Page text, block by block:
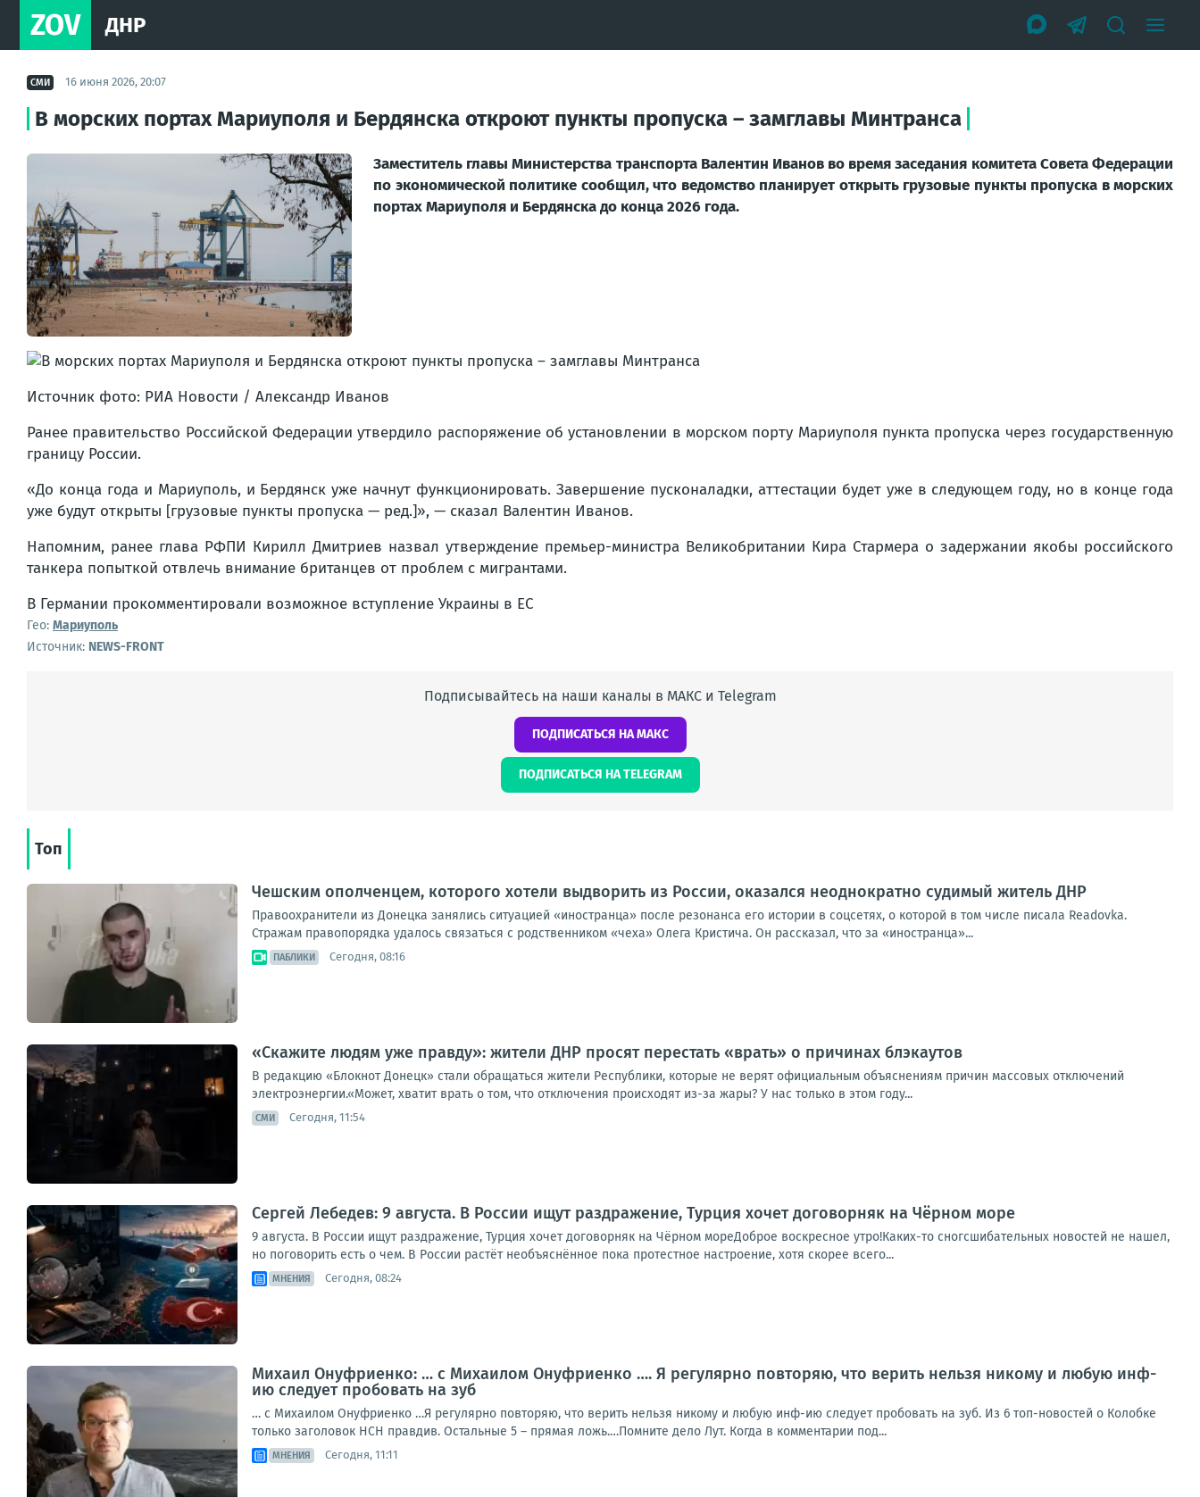
ZOV ДНР
СМИ 16 июня 2026, 20:07
В морских портах Мариуполя и Бердянска откроют пункты пропуска – замглавы Минтранса
Заме­сти­тель гла­вы Мини­стер­ства транс­пор­та Вален­тин Ива­нов во вре­мя засе­да­ния коми­те­та Сове­та Феде­ра­ции
по эко­но­ми­че­ской поли­ти­ке сооб­щил, что ведом­ство пла­ни­ру­ет открыть гру­зо­вые пунк­ты про­пус­ка в мор­ских
пор­тах Мари­у­по­ля и Бер­дян­ска до кон­ца 2026 года.
Источ­ник фото: РИА Ново­сти / Алек­сандр Ива­нов
Ранее пра­ви­тель­ство Рос­сий­ской Феде­ра­ции утвер­ди­ло рас­по­ря­же­ние об уста­нов­ле­нии в мор­ском пор­ту Мари­у­по­ля пунк­та про­пус­ка через госу­дар­ствен­ную
гра­ни­цу Рос­сии.
«До кон­ца года и Мари­у­поль, и Бер­дянск уже нач­нут функ­ци­о­ни­ро­вать. Завер­ше­ние пус­ко­на­лад­ки, атте­ста­ции будет уже в сле­ду­ю­щем году, но в кон­це года
уже будут откры­ты [гру­зо­вые пунк­ты про­пус­ка — ред.]», — ска­зал Вален­тин Ива­нов.
Напом­ним, ранее гла­ва РФПИ Кирилл Дмит­ри­ев назвал утвер­жде­ние пре­мьер-мини­стра Вели­ко­бри­та­нии Кира Стар­ме­ра о задер­жа­нии яко­бы рос­сий­ско­го
тан­ке­ра попыт­кой отвлечь вни­ма­ние бри­тан­цев от про­блем с мигран­та­ми.
В Гер­ма­нии про­ком­мен­ти­ро­ва­ли воз­мож­ное вступ­ле­ние Укра­и­ны в ЕС
Гео: Мариуполь
Источник: NEWS-FRONT
Подписывайтесь на наши каналы в МАКС и Telegram
ПОДПИСАТЬСЯ НА МАКС
ПОДПИСАТЬСЯ НА TELEGRAM
Топ
Чешским ополченцем, которого хотели выдворить из России, оказался неоднократно судимый житель ДНР
Правоохранители из Донецка занялись ситуацией «иностранца» после резонанса его истории в соцсетях, о которой в том числе писала Readovka.
Стражам правопорядка удалось связаться с родственником «чеха» Олега Кристича. Он рассказал, что за «иностранца»...
ПАБЛИКИ Сегодня, 08:16
«Скажите людям уже правду»: жители ДНР просят перестать «врать» о причинах блэкаутов
В редакцию «Блокнот Донецк» стали обращаться жители Республики, которые не верят официальным объяснениям причин массовых отключений
электроэнергии.«Может, хватит врать о том, что отключения происходят из-за жары? У нас только в этом году...
СМИ Сегодня, 11:54
Сергей Лебедев: 9 августа. В России ищут раздражение, Турция хочет договорняк на Чёрном море
9 августа. В России ищут раздражение, Турция хочет договорняк на Чёрном мореДоброе воскресное утро!Каких-то сногсшибательных новостей не нашел,
но поговорить есть о чем. В России растёт необъяснённое пока протестное настроение, хотя скорее всего...
МНЕНИЯ Сегодня, 08:24
Михаил Онуфриенко: … с Михаилом Онуфриенко …. Я регулярно повторяю, что верить нельзя никому и любую инф-
ию следует пробовать на зуб
… с Михаилом Онуфриенко …Я регулярно повторяю, что верить нельзя никому и любую инф-ию следует пробовать на зуб. Из 6 топ-новостей о Колобке
только заголовок НСН правдив. Остальные 5 – прямая ложь.…Помните дело Лут. Когда в комментарии под...
МНЕНИЯ Сегодня, 11:11